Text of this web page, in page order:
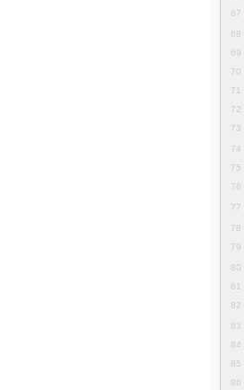
67
68
69
70
71
72
73
74
75
76
77
78
79
80
81
82
83
84
85
86